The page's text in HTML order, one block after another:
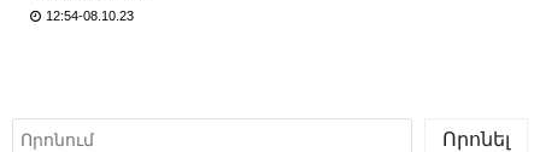
12:54-08.10.23
Որոնել
Որոնել